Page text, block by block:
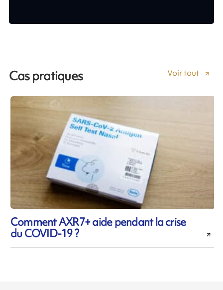
Cas pratiques Voir tout
Comment AXR7+ aide pendant la crise
du COVID-19 ?